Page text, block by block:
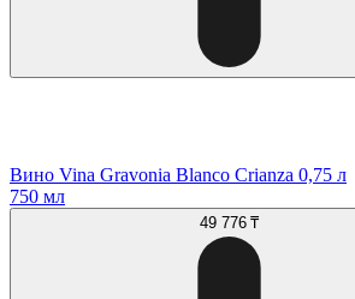
Вино Vina Gravonia Blanco Crianza 0,75 л
750 мл
49 776 ₸